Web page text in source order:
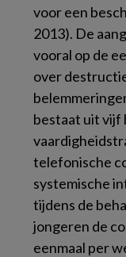
voor een
2013). De
vooral op de
over
bestaat uit vijf
telefonische
systemische
tijdens de
jongeren de
eenmaal per